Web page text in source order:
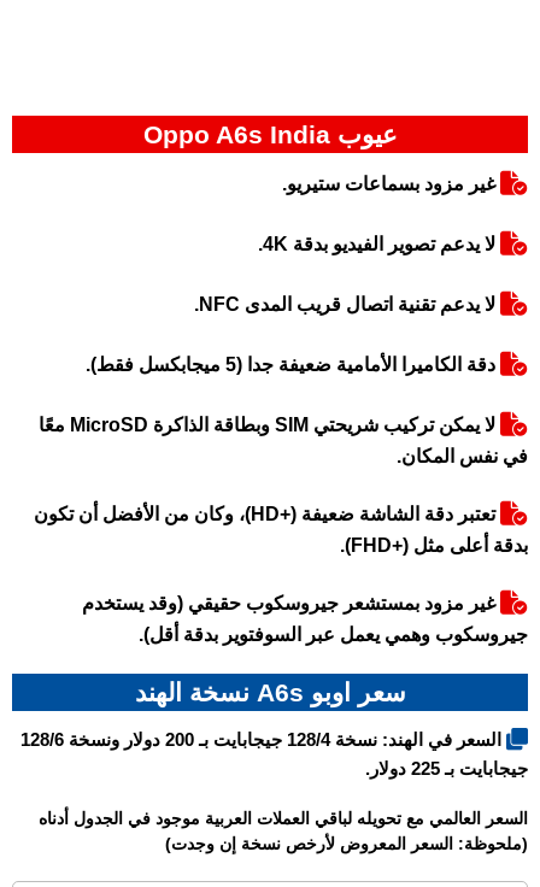
عيوب Oppo A6s India
غير مزود بسماعات ستيريو.
لا يدعم تصوير الفيديو بدقة 4K.
لا يدعم تقنية اتصال قريب المدى NFC.
دقة الكاميرا الأمامية ضعيفة جدا (5 ميجابكسل فقط).
لا يمكن تركيب شريحتي SIM وبطاقة الذاكرة MicroSD معًا
في نفس المكان.
تعتبر دقة الشاشة ضعيفة (+HD)، وكان من الأفضل أن تكون
بدقة أعلى مثل (+FHD).
غير مزود بمستشعر جيروسكوب حقيقي (وقد يستخدم
جيروسكوب وهمي يعمل عبر السوفتوير بدقة أقل).
سعر اوبو A6s نسخة الهند
السعر في الهند: نسخة 128/4 جيجابايت بـ 200 دولار ونسخة 128/6
جيجابايت بـ 225 دولار.
السعر العالمي مع تحويله لباقي العملات العربية موجود في الجدول أدناه
(ملحوظة: السعر المعروض لأرخص نسخة إن وجدت)